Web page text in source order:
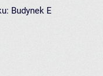
Budynek E